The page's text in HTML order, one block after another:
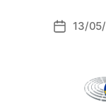
Data
13/